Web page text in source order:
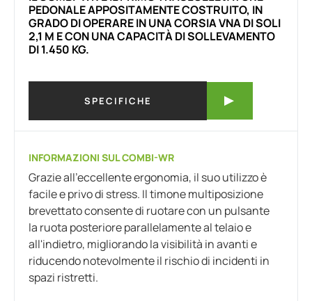
PEDONALE APPOSITAMENTE COSTRUITO, IN
GRADO DI OPERARE IN UNA CORSIA VNA DI SOLI
2,1 M E CON UNA CAPACITÀ DI SOLLEVAMENTO
DI 1.450 KG.
SPECIFICHE
INFORMAZIONI SUL COMBI-WR
Grazie all'eccellente ergonomia, il suo utilizzo è
facile e privo di stress. Il timone multiposizione
brevettato consente di ruotare con un pulsante
la ruota posteriore parallelamente al telaio e
all'indietro, migliorando la visibilità in avanti e
riducendo notevolmente il rischio di incidenti in
spazi ristretti.